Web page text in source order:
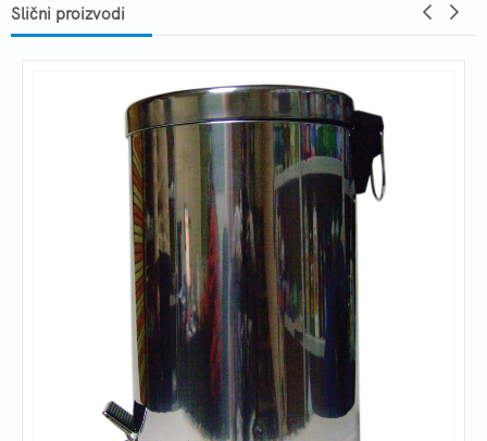
Slični proizvodi